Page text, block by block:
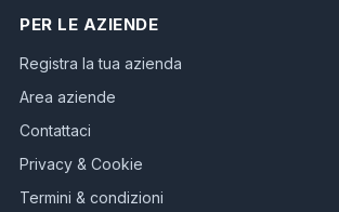
PER LE AZIENDE
Registra la tua azienda
Area aziende
Contattaci
Privacy & Cookie
Termini & condizioni